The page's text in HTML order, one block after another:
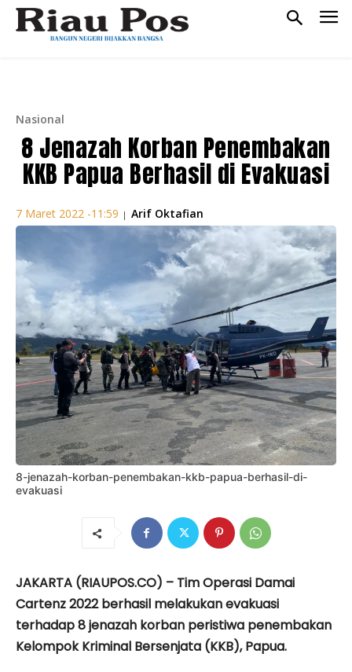
Nasional
8 Jenazah Korban Penembakan
KKB Papua Berhasil di Evakuasi
7 Maret 2022 -11:59 | Arif Oktafian
8-jenazah-korban-penembakan-kkb-papua-berhasil-di-
evakuasi
JAKARTA (RIAUPOS.CO) – Tim Operasi Damai
Cartenz 2022 berhasil melakukan evakuasi
terhadap 8 jenazah korban peristiwa penembakan
Kelompok Kriminal Bersenjata (KKB), Papua.